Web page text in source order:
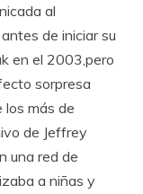
al
de iniciar su
en el 2003,pero
sorpresa
los más de
de Jeffrey
una red de
a niñas y